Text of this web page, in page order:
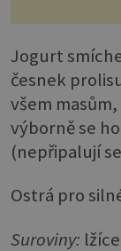
Jogurt
česnek
všem
výborně se
(nepřipalují
Ostrá pro
Suroviny: